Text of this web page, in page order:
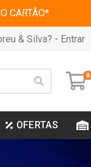
CARTÃO*
& Silva? - Entrar
0
OFERTAS